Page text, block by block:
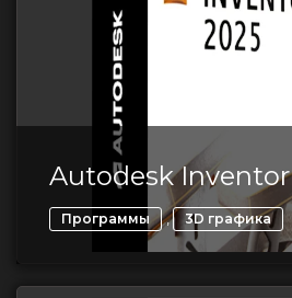
Autodesk
Программы , 3D графика